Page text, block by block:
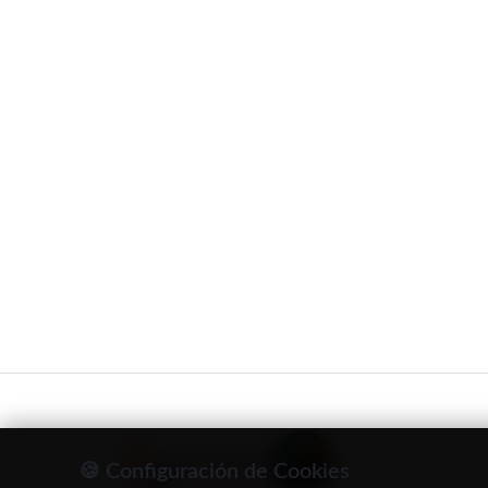
🍪 Configuración de Cookies